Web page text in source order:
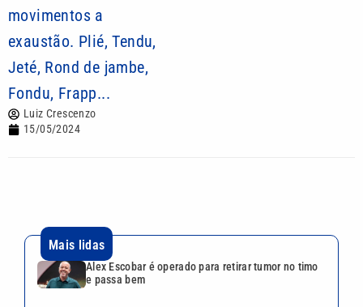
movimentos a
exaustão. Plié, Tendu,
Jeté, Rond de jambe,
Fondu, Frapp...
Luiz Crescenzo
15/05/2024
Mais lidas
Alex Escobar é operado para retirar tumor no timo
e passa bem